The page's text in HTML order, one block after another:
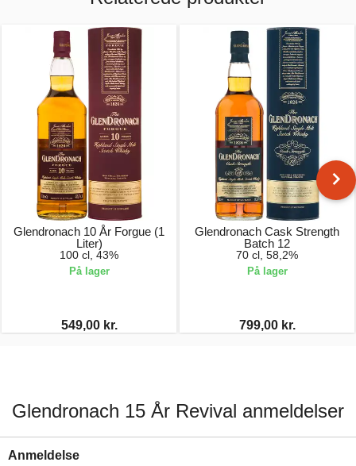
Glendronach 10 År Forgue (1
Liter)
100 cl, 43%
På lager
549,00 kr.
Glendronach Cask Strength
Batch 12
70 cl, 58,2%
På lager
799,00 kr.
Glendronach 15 År Revival anmeldelser
Anmeldelse